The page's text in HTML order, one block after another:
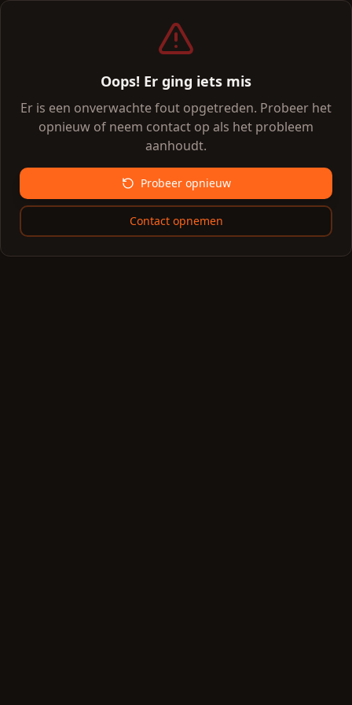
Oops! Er ging iets mis
Er is een onverwachte fout opgetreden. Probeer het
opnieuw of neem contact op als het probleem
aanhoudt.
Probeer opnieuw
Contact opnemen